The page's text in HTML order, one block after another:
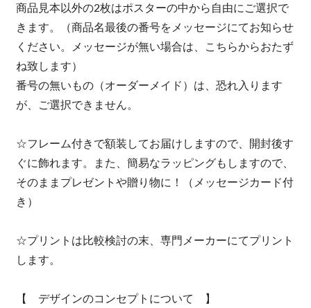
商品見本以外の2枚はポスターの中から自由にご選択で
きます。（商品名最後の番号をメッセージにてお知らせ
ください。メッセージが無い場合は、こちらからおたず
ね致します）
番号の無いもの（オーダーメイド）は、恐れ入ります
が、ご選択できません。
☆フレーム付きで額装してお届けしますので、開封後す
ぐに飾れます。また、簡易なラッピングもしますので、
そのままプレゼントや贈り物に！（メッセージカード付
き）
☆プリントは比較検討の末、専門メーカーにてプリント
します。
【 デザインのコンセプトについて 】